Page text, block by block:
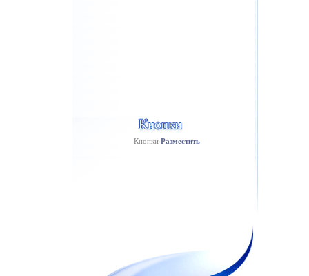
Кнопки Разместить